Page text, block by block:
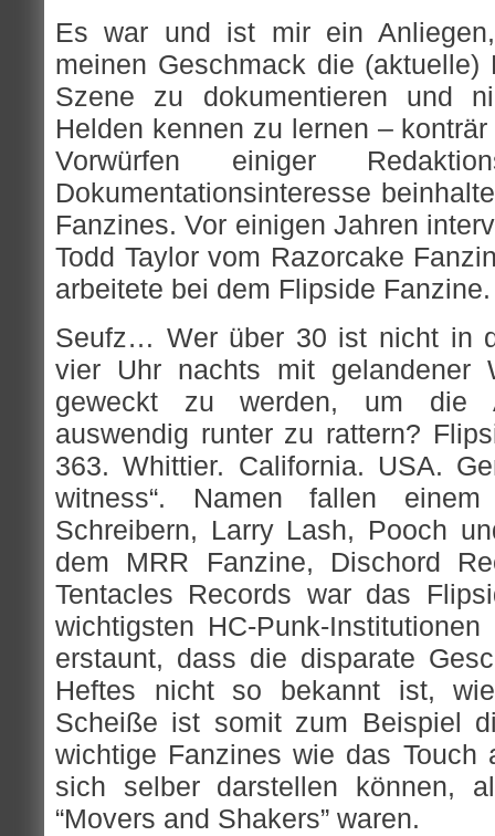
Es war und ist mir ein
meinen Geschmack die (aktuelle)
Szene zu dokumentieren und
Helden kennen zu lernen –
Vorwürfen einiger
Dokumentationsinteresse
Fanzines. Vor einigen Jahren
Todd Taylor vom Razorcake
arbeitete bei dem Flipside Fanzine.
Seufz… Wer über 30 ist nicht in
vier Uhr nachts mit gelandener
geweckt zu werden, um die
auswendig runter zu rattern?
363. Whittier. California. USA.
witness“. Namen fallen
Schreibern, Larry Lash, Pooch
dem MRR Fanzine, Dischord
Tentacles Records war das
wichtigsten HC-Punk-
erstaunt, dass die disparate
Heftes nicht so bekannt ist,
Scheiße ist somit zum Beispiel
wichtige Fanzines wie das Touch
sich selber darstellen können,
“Movers and Shakers” waren.